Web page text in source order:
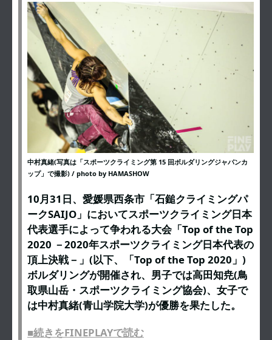
中村真緒(写真は「スポーツクライミング第 15 回ボルダリングジャパンカ
ップ」で撮影) / photo by HAMASHOW
10月31日、愛媛県西条市「石鎚クライミングパ
ークSAIJO」においてスポーツクライミング日本
代表選手によって争われる大会「Top of the Top
2020 －2020年スポーツクライミング日本代表の
頂上決戦－」(以下、「Top of the Top 2020」)
ボルダリングが開催され、男子では高田知尭(鳥
取県山岳・スポーツクライミング協会)、女子で
は中村真緒(青山学院大学)が優勝を果たした。
■続きをFINEPLAYで読む